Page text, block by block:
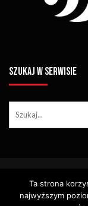
SZUKAJ W SERWISIE
Tym Zdjęć,
Ta strona
najwyższym